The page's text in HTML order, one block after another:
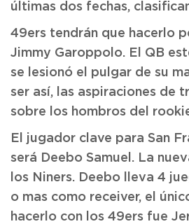
últimas dos fechas,
49ers tendrán que hacerlo
Jimmy Garoppolo. El QB
se lesionó el pulgar de su
ser así, las aspiraciones de
sobre los hombros del
El jugador clave para San
será Deebo Samuel. La
los Niners. Deebo lleva 4
o mas como receiver, el
hacerlo con los 49ers fue